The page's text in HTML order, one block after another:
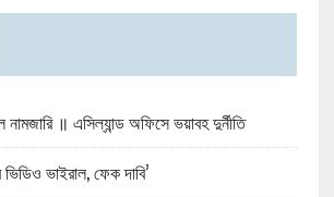
॥ এসিল্যান্ড অফিসে ভয়াবহ দুর্নীতি
ভিডিও ভাইরাল, ফেক দাবি’